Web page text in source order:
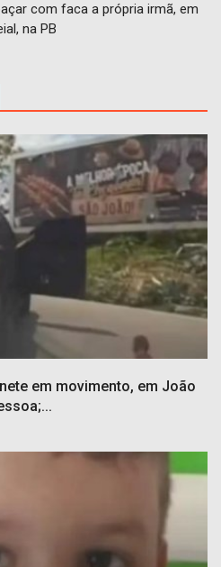
com faca a própria irmã, em
na PB
em movimento, em João